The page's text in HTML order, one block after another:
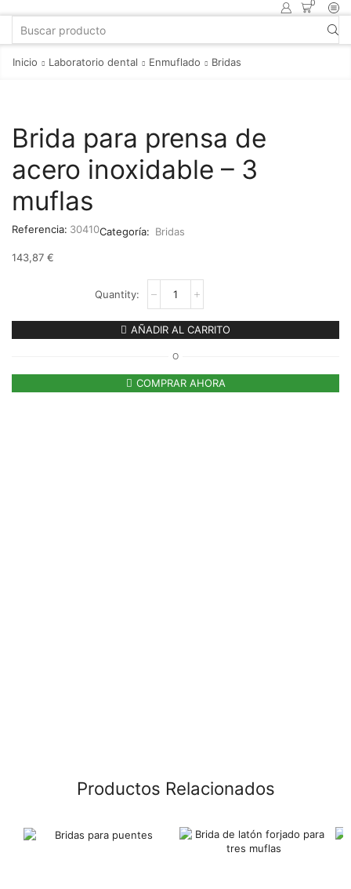
0
Inicio Laboratorio dental Enmuflado Bridas
Brida para prensa de
acero inoxidable – 3
muflas
Referencia: 30410Categoría: Bridas
143,87 €
AÑADIR AL CARRITO
O
COMPRAR AHORA
Productos Relacionados